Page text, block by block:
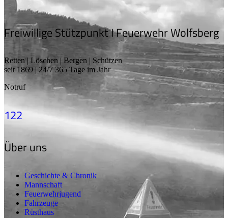
Freiwillige Stützpunkt I Feuerwehr Wolfsberg
Retten | Löschen | Bergen | Schützen
seit 1869 | 24/7 365 Tage im Jahr
Notruf
122
Über uns
Geschichte & Chronik
Mannschaft
Feuerwehrjugend
Fahrzeuge
Rüsthaus